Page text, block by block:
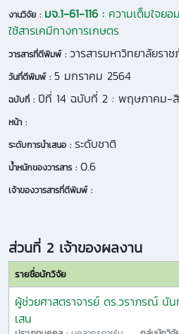
งานวิจัย : มจ.1-61-116 : ความเต็มใจย
ใช้สารเคมีทางการเกษตร
วารสารที่ตีพิมพ์ : วารสารมหาวิทยาลัยรา
วันที่ตีพิมพ์ : 5 มกราคม 2564
ฉบับที่ : ปีที่ 14 ฉบับที่ 2 : พฤษภาคม-
หน้า :
ระดับการนำเสนอ : ระดับชาติ
น้ำหนักของวารสาร : 0.6
เจ้าของวารสารที่ตีพิมพ์ :
ส่วนที่ 2 เจ้าของผลงาน
รายชื่อนักวิจัย
ผู้ช่วยศาสตราจารย์ ดร.วราภรณ์ นัน
เสน